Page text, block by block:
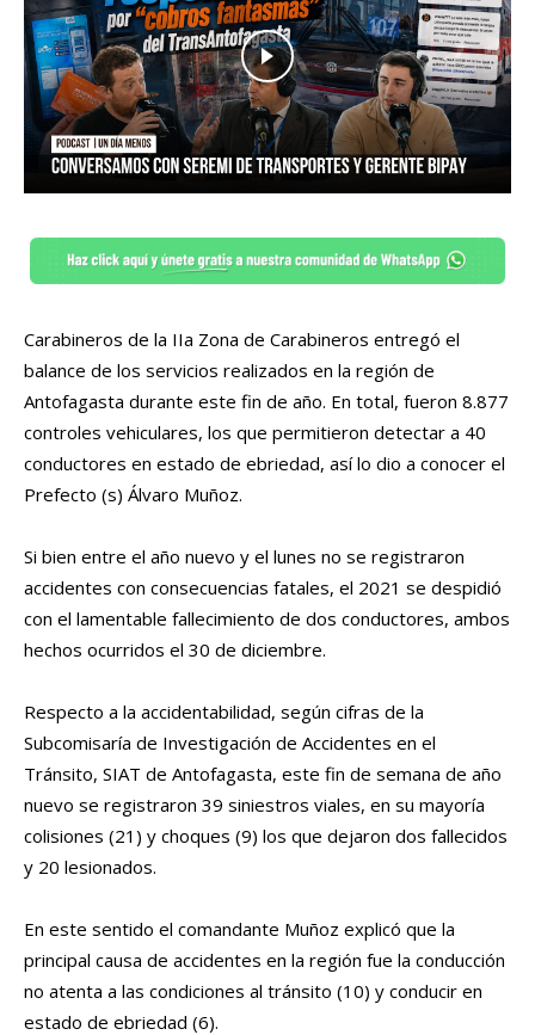
Carabineros de la IIa Zona de Carabineros entregó el
balance de los servicios realizados en la región de
Antofagasta durante este fin de año. En total, fueron 8.877
controles vehiculares, los que permitieron detectar a 40
conductores en estado de ebriedad, así lo dio a conocer el
Prefecto (s) Álvaro Muñoz.
Si bien entre el año nuevo y el lunes no se registraron
accidentes con consecuencias fatales, el 2021 se despidió
con el lamentable fallecimiento de dos conductores, ambos
hechos ocurridos el 30 de diciembre.
Respecto a la accidentabilidad, según cifras de la
Subcomisaría de Investigación de Accidentes en el
Tránsito, SIAT de Antofagasta, este fin de semana de año
nuevo se registraron 39 siniestros viales, en su mayoría
colisiones (21) y choques (9) los que dejaron dos fallecidos
y 20 lesionados.
En este sentido el comandante Muñoz explicó que la
principal causa de accidentes en la región fue la conducción
no atenta a las condiciones al tránsito (10) y conducir en
estado de ebriedad (6).